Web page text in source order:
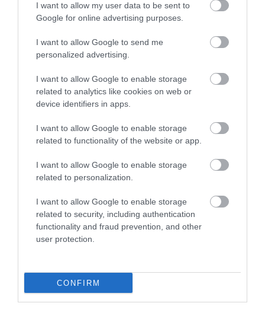
I want to allow my user data to be sent to
Google for online advertising purposes.
I want to allow Google to send me
personalized advertising.
I want to allow Google to enable storage
related to analytics like cookies on web or
device identifiers in apps.
I want to allow Google to enable storage
related to functionality of the website or app.
I want to allow Google to enable storage
related to personalization.
I want to allow Google to enable storage
related to security, including authentication
functionality and fraud prevention, and other
user protection.
CONFIRM
BOOKING BUDAPEST BUDAPEST AIRPORT EMIRATES
KARANTÉN KORONAVÍRUS KÍNA LÉGIKÖZLEKEDÉS
REPÜLŐTÉR RYANAIR STATISZTIKA
SZPONZOR SZÁLLODA TERMÁL TURIZMUS UTAZÁS
VAKCINAÚTLEVÉL VIDEÓ VÉLEMÉNY WELLNESS
ÚJRANYITÁS
MR SPABOOK
Turisztikai szakértő, utazó blogger, vendégélmény